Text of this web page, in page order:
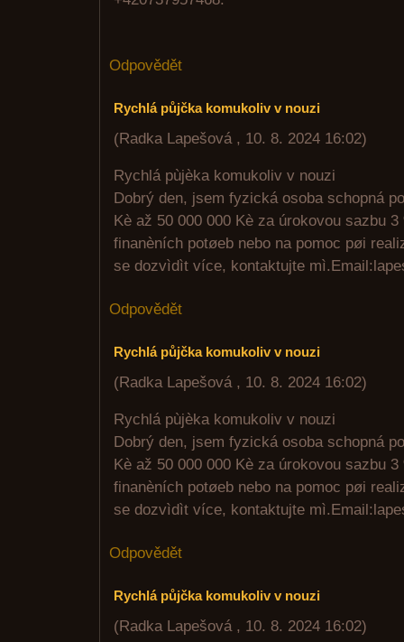
Odpovědět
Rychlá půjčka komukoliv v nouzi
(Radka Lapešová , 10. 8. 2024 16:02)
Rychlá pùjèka komukoliv v nouzi
Dobrý den, jsem fyzická osoba schopná
Kè až 50 000 000 Kè za úrokovou sazbu
finanèních potøeb nebo na pomoc pøi
se dozvìdìt více, kontaktujte
Odpovědět
Rychlá půjčka komukoliv v nouzi
(Radka Lapešová , 10. 8. 2024 16:02)
Rychlá pùjèka komukoliv v nouzi
Dobrý den, jsem fyzická osoba schopná
Kè až 50 000 000 Kè za úrokovou sazbu
finanèních potøeb nebo na pomoc pøi
se dozvìdìt více, kontaktujte
Odpovědět
Rychlá půjčka komukoliv v nouzi
(Radka Lapešová , 10. 8. 2024 16:02)